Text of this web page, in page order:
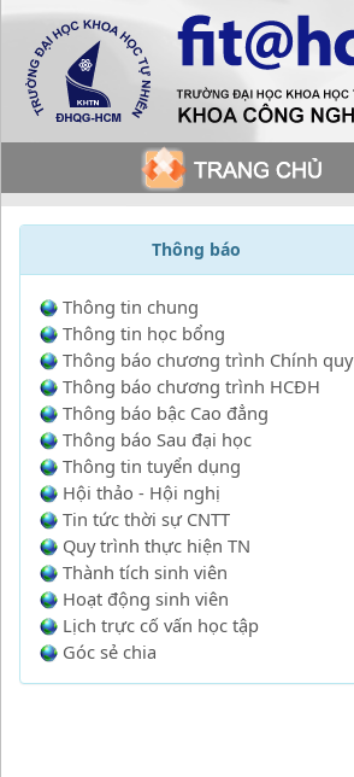
Thông báo
Thông tin chung
Thông tin học bổng
Thông báo chương trình Chính quy
Thông báo chương trình HCĐH
Thông báo bậc Cao đẳng
Thông báo Sau đại học
Thông tin tuyển dụng
Hội thảo - Hội nghị
Tin tức thời sự CNTT
Quy trình thực hiện TN
Thành tích sinh viên
Hoạt động sinh viên
Lịch trực cố vấn học tập
Góc sẻ chia